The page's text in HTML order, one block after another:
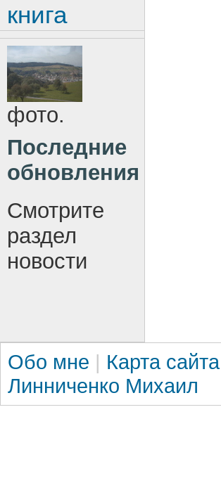
книга
фото.
Последние
обновления
Смотрите
раздел
новости
Обо мне | Карта сайта
Линниченко Михаил